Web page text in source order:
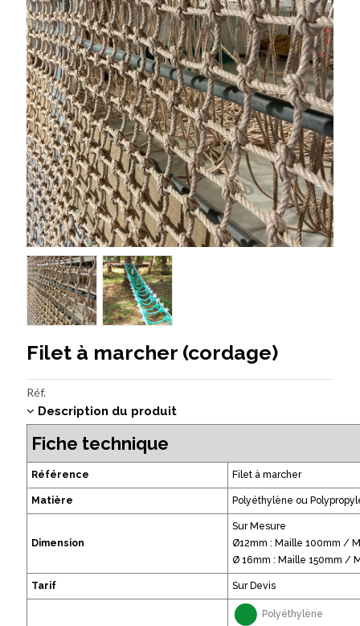
Filet à marcher (cordage)
Réf.
Description du produit
Fiche technique
Référence Filet à marcher
Matière Polyéthylène ou
Dimension
Sur Mesure
Ø12mm : Maille 100mm /
Ø 16mm : Maille 150mm /
Tarif Sur Devis
Polyéthylène